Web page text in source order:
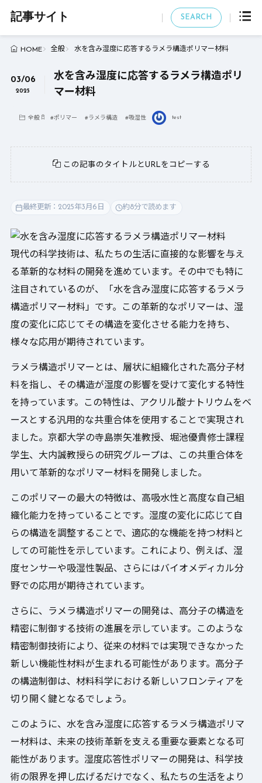
記事サイト SEARCH
HOME 全般 水を含み湿度に応答するラメラ構造ポリマー材料
03/06
2025
水を含み湿度に応答するラメラ構造ポリ
マー材料
全般 #ポリマー #ラメラ構造 #吸湿性 test
この記事のタイトルとURLをコピーする
最終更新：2025年3月6日 約8分で読めます
現代の科学技術は、私たちの生活に直接的な影響を与え
る革新的な材料の開発を進めています。その中でも特に
注目されているのが、「水を含み湿度に応答するラメラ
構造ポリマー材料」です。この革新的なポリマーは、湿
度の変化に応じてその構造を変化させる能力を持ち、
様々な応用が期待されています。
ラメラ構造ポリマーとは、層状に組織化された高分子材
料を指し、その構造が湿度の影響を受けて変化する特性
を持っています。この特性は、アクリル酸ナトリウムをベ
ースとする汎用的な共重合体を使用することで実現され
ました。京都大学の寺島崇矢准教授、堀池優貴修士課程
学生、大内誠教授らの研究グループは、この共重合体を
用いて革新的なポリマー材料を開発しました。
このポリマーの最大の特徴は、高吸水性と高度な自己組
織化能力を持っていることです。湿度の変化に応じて自
らの構造を調整することで、適応的な機能を持つ材料と
しての可能性を示しています。これにより、例えば、湿
度センサーや吸湿性製品、さらにはバイオメディカル分
野での応用が期待されています。
さらに、ラメラ構造ポリマーの開発は、高分子の構造を
精密に制御する技術の進展を示しています。このような
精密制御技術により、従来の材料では実現できなかった
新しい機能性材料が生まれる可能性があります。高分子
の構造制御は、材料科学における新しいフロンティアを
切り開く鍵となるでしょう。
このように、水を含み湿度に応答するラメラ構造ポリマ
ー材料は、未来の技術革新を支える重要な要素となる可
能性があります。湿度応答性ポリマーの開発は、科学技
術の限界を押し広げるだけでなく、私たちの生活をより